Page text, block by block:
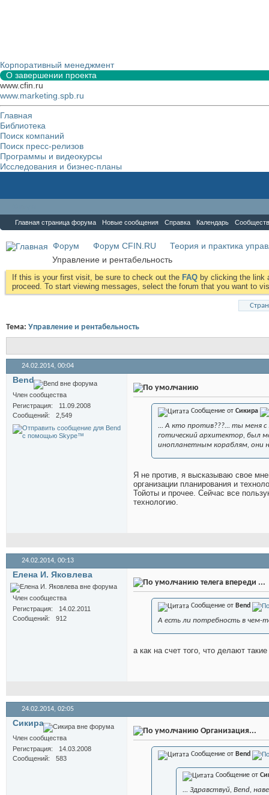
Корпоративный менеджмент
О завершении проекта
www.cfin.ru
www.marketing.spb.ru
Главная
Библиотека
Поиск компаний
Поиск пресс-релизов
Программы и видеокурсы
Исследования и бизнес-планы
Главная страница форума Новые сообщения Справка Календарь
Форум Форум CFIN.RU
Теория и практика
Управление и рентабельность
If this is your first visit, be sure to check out the FAQ by clicking the link
proceed. To start viewing messages, select the forum that you want to
Тема: Управление и рентабельность
24.02.2014, 00:04
Bend
Член сообщества
Регистрация
11.09.2008
Сообщений
2,549
Сообщение от Сикира
... А кто против???... ты меня с
готический архитектор, был
инопланетным кораблям, они
Я не против, я высказываю свое
организации планирования и
Тойоты и прочее. Сейчас все
технологию.
24.02.2014, 00:13
Елена И. Яковлева
Член сообщества
Регистрация
14.02.2011
Сообщений
912
телега впереди ...
Сообщение от Bend
А есть ли потребность в чем-
а как на счет того, что делают
24.02.2014, 02:05
Сикира
Член сообщества
Регистрация
14.03.2008
Сообщений
583
Организация...
Сообщение от Bend
Сообщение от
... Здравствуй, Bend,